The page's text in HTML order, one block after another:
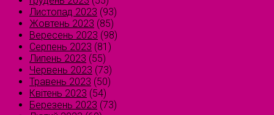
Листопад 2023 (93)
Жовтень 2023 (85)
Вересень 2023 (98)
Серпень 2023 (81)
Липень 2023 (55)
Червень 2023 (73)
Травень 2023 (50)
Квітень 2023 (54)
Березень 2023 (73)